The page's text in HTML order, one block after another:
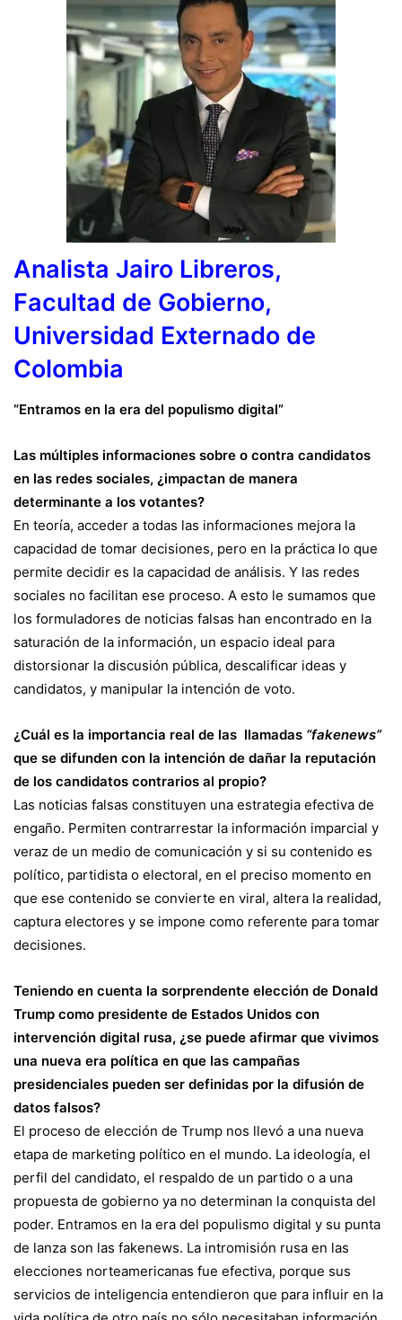
Analista Jairo Libreros,
Facultad de Gobierno,
Universidad Externado de
Colombia
“Entramos en la era del populismo digital”
Las múltiples informaciones sobre o contra candidatos
en las redes sociales, ¿impactan de manera
determinante a los votantes?
En teoría, acceder a todas las informaciones mejora la
capacidad de tomar decisiones, pero en la práctica lo que
permite decidir es la capacidad de análisis. Y las redes
sociales no facilitan ese proceso. A esto le sumamos que
los formuladores de noticias falsas han encontrado en la
saturación de la información, un espacio ideal para
distorsionar la discusión pública, descalificar ideas y
candidatos, y manipular la intención de voto.
¿Cuál es la importancia real de las llamadas “fakenews”
que se difunden con la intención de dañar la reputación
de los candidatos contrarios al propio?
Las noticias falsas constituyen una estrategia efectiva de
engaño. Permiten contrarrestar la información imparcial y
veraz de un medio de comunicación y si su contenido es
político, partidista o electoral, en el preciso momento en
que ese contenido se convierte en viral, altera la realidad,
captura electores y se impone como referente para tomar
decisiones.
Teniendo en cuenta la sorprendente elección de Donald
Trump como presidente de Estados Unidos con
intervención digital rusa, ¿se puede afirmar que vivimos
una nueva era política en que las campañas
presidenciales pueden ser definidas por la difusión de
datos falsos?
El proceso de elección de Trump nos llevó a una nueva
etapa de marketing político en el mundo. La ideología, el
perfil del candidato, el respaldo de un partido o a una
propuesta de gobierno ya no determinan la conquista del
poder. Entramos en la era del populismo digital y su punta
de lanza son las fakenews. La intromisión rusa en las
elecciones norteamericanas fue efectiva, porque sus
servicios de inteligencia entendieron que para influir en la